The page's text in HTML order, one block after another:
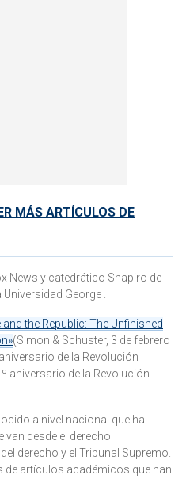
MÁS ARTÍCULOS DE
News y catedrático Shapiro de
George .
and the Republic: The Unfinished
(Simon & Schuster, 3 de febrero
de la Revolución
aniversario de la Revolución
a nivel nacional que ha
desde el derecho
derecho y el Tribunal Supremo.
de artículos académicos que han